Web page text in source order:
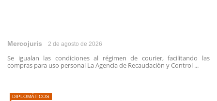
Mercojuris 2 de agosto de 2026
Se igualan las condiciones al régimen de courier, facilitando las
compras para uso personal La Agencia de Recaudación y Control ...
DIPLOMÁTICOS